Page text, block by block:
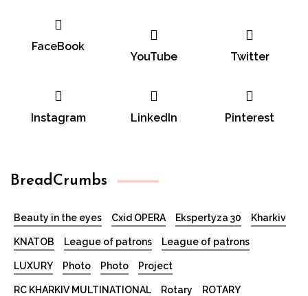
FaceBook
YouTube Twitter
Instagram LinkedIn Pinterest
BreadCrumbs
Beauty in the eyes Cxid OPERA Ekspertyza 30 Kharkiv
KNATOB League of patrons League of patrons
LUXURY Photo Photo Project
RC KHARKIV MULTINATIONAL Rotary ROTARY